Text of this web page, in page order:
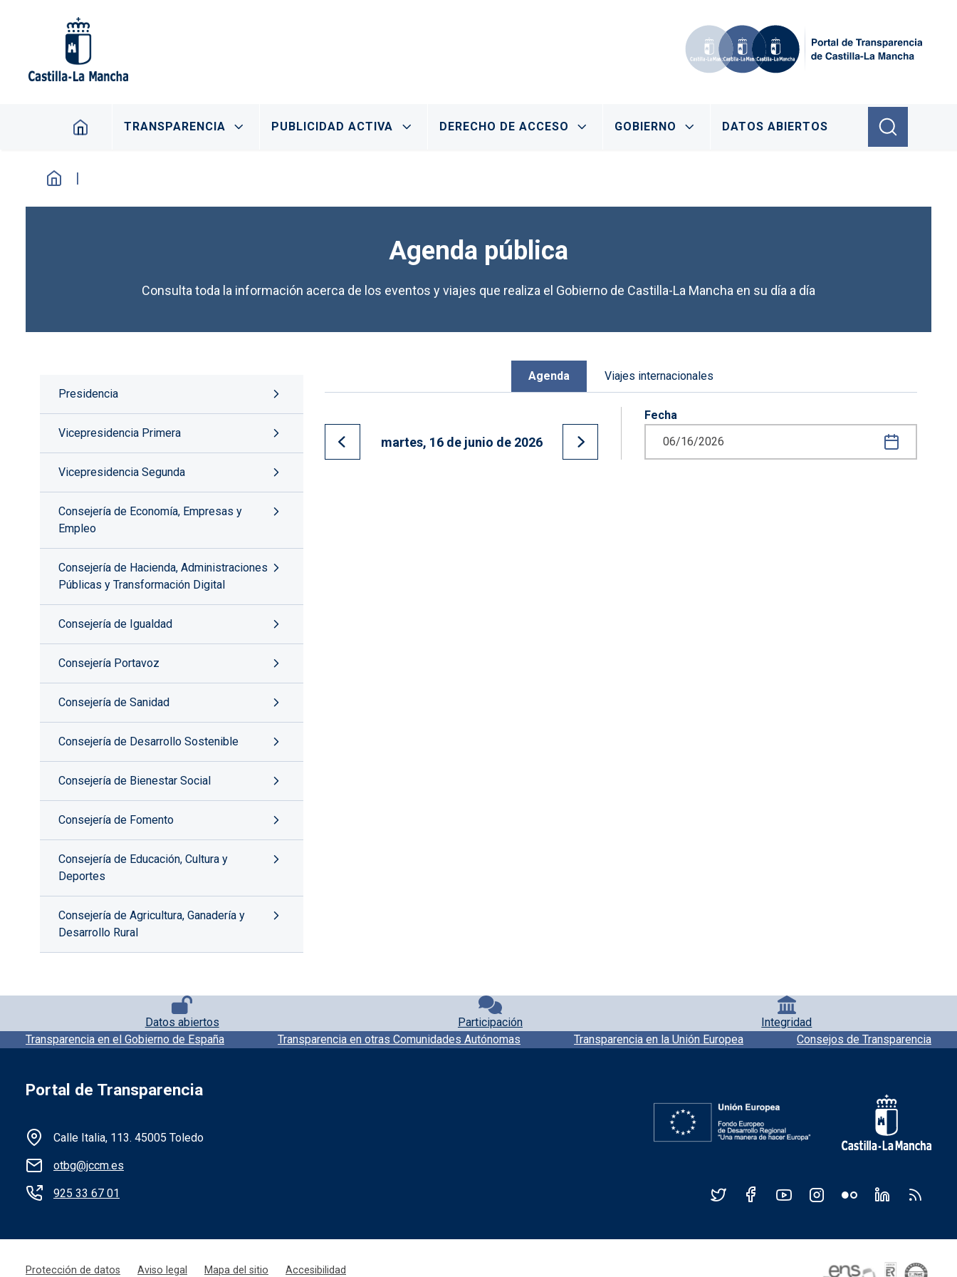
Navegación principal
TRANSPARENCIA PUBLICIDAD ACTIVA DERECHO DE ACCESO GOBIERNO DATOS ABIERTOS
Agenda pública
Consulta toda la información acerca de los eventos y viajes que realiza el Gobierno de Castilla-La Mancha en su día a día
Presidencia
Vicepresidencia Primera
Vicepresidencia Segunda
Consejería de Economía, Empresas y
Empleo
Consejería de Hacienda, Administraciones
Públicas y Transformación Digital
Consejería de Igualdad
Consejería Portavoz
Consejería de Sanidad
Consejería de Desarrollo Sostenible
Consejería de Bienestar Social
Consejería de Fomento
Consejería de Educación, Cultura y
Deportes
Consejería de Agricultura, Ganadería y
Desarrollo Rural
Agenda Viajes internacionales
Ir al día anterior
martes, 16 de junio de 2026
Ir al día siguiente
Fecha
Pie de página con iconos
Datos abiertos Participación Integridad
Pie de pagina información
Transparencia en el Gobierno de España Transparencia en otras Comunidades Autónomas Transparencia en la Unión Europea Consejos de Transparencia
Portal de Transparencia
Información de la institución
Calle Italia, 113. 45005 Toledo
otbg@jccm.es
925 33 67 01
Protección de datos Aviso legal Mapa del sitio Accesibilidad